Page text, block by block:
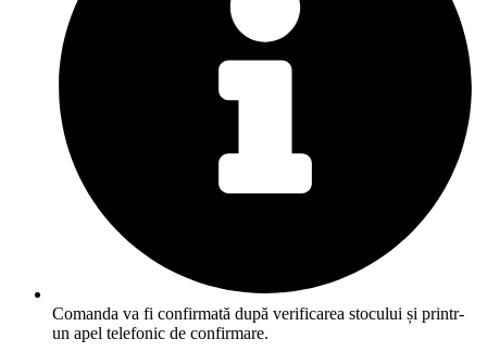
Comanda va fi confirmată după verificarea stocului și printr-
un apel telefonic de confirmare.